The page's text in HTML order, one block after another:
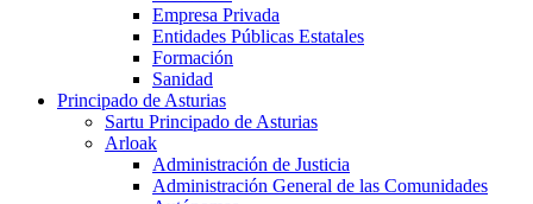
Empresa Privada
Entidades Públicas Estatales
Formación
Sanidad
Principado de Asturias
Sartu Principado de Asturias
Arloak
Administración de Justicia
Administración General de las Comunidades